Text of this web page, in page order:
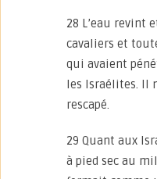
28 L’eau revint
cavaliers et
qui avaient
les Israélites. Il
rescapé.
29 Quant aux
à pied sec au